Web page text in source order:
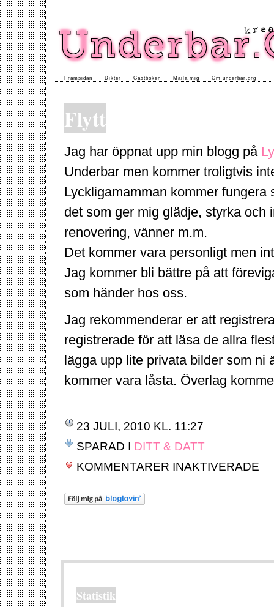
Framsidan Dikter Gästboken Maila mig Om underbar.org
Flytt
Jag har öppnat upp min blogg på
Underbar men kommer troligtvis
Lyckligamamman kommer
det som ger mig glädje, styrka och
renovering, vänner m.m.
Det kommer vara personligt men
Jag kommer bli bättre på att
som händer hos oss.
Jag rekommenderar er att
registrerade för att läsa de allra
lägga upp lite privata bilder som
kommer vara låsta. Överlag
23 JULI, 2010 KL. 11:27
SPARAD I DITT & DATT
KOMMENTARER INAKTIVERADE
Statistik